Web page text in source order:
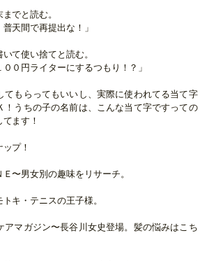
でと読む。
天間で再提出な！」
て使い捨てと読む。
０円ライターにするつもり！？」
もらってもいいし、実際に使われてる当て字
！うちの子の名前は、こんな当て字ですっての
ます！
プ！
〜男女別の趣味をリサーチ。
キ・テニスの王子様。
アマガジン〜長谷川女史登場。髪の悩みはこち